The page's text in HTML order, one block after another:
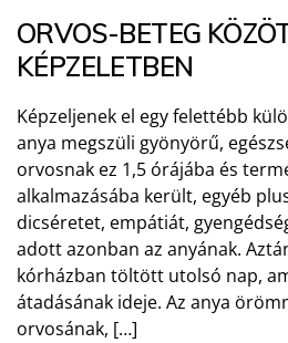
ORVOS-BETEG
KÉPZELETBEN
Képzeljenek el egy felettébb
anya megszüli gyönyörű,
orvosnak ez 1,5 órájába és
alkalmazásába került, egyéb
dicséretet, empátiát,
adott azonban az anyának.
kórházban töltött utolsó nap,
átadásának ideje. Az anya
orvosának, […]